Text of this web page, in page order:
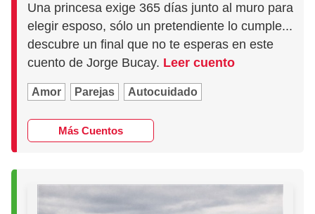
Una princesa exige 365 días junto al muro para
elegir esposo, sólo un pretendiente lo cumple...
descubre un final que no te esperas en este
cuento de Jorge Bucay. Leer cuento
Amor Parejas Autocuidado
Más Cuentos